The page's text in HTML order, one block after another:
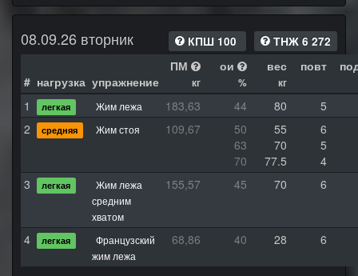
08.09.26 вторник КПШ 100 ТНЖ 6 272
# нагрузка упражнение
ПМ
кг
ои
%
вес
кг
повт
1 легкая Жим лежа 183,63 44 80
5
2
средняя Жим стоя 109,67 50 55
6
63
70
5
70
77.5
4
3
легкая
Жим лежа
средним
хватом
155,57 45 70 6
4 легкая
Французский
жим лежа
68,86 40 28 6